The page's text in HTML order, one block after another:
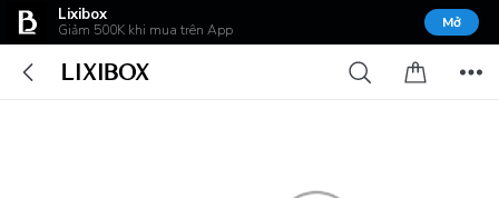
Lixibox
Giảm 500K khi mua trên App Mở